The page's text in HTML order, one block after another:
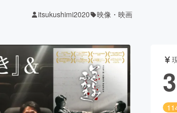
舞台・パフォーマ
サービス開発 フード・飲食店
itsukushimi2020 映像・映画